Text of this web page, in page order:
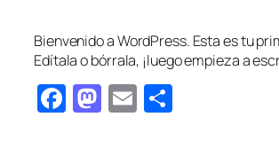
Bienvenido a WordPress. Esta es tu
Edítala o bórrala, ¡luego empieza a
Facebook
Mastodon
Email